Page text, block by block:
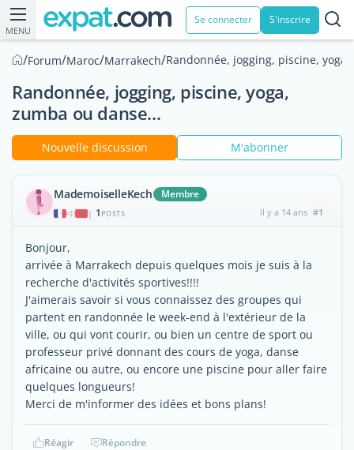
MENU
Se connecter S'inscrire
/Forum/Maroc/Marrakech/Randonnée, jogging, piscine,
Randonnée, jogging, piscine, yoga,
zumba ou danse...
Nouvelle discussion M'abonner
MademoiselleKech Membre
| 1 POSTS il y a 14 ans #1
Bonjour,
arrivée à Marrakech depuis quelques mois je suis à la
recherche d'activités sportives!!!!
J'aimerais savoir si vous connaissez des groupes qui
partent en randonnée le week-end à l'extérieur de la
ville, ou qui vont courir, ou bien un centre de sport ou
professeur privé donnant des cours de yoga, danse
africaine ou autre, ou encore une piscine pour aller faire
quelques longueurs!
Merci de m'informer des idées et bons plans!
Réagir Répondre